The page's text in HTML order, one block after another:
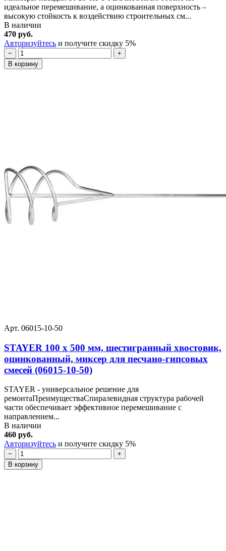
идеальное перемешивание, а оцинкованная поверхность –
высокую стойкость к воздействию строительных см...
В наличии
470 руб.
Авторизуйтесь и получите скидку 5%
−
+
В корзину
Арт. 06015-10-50
STAYER 100 х 500 мм, шестигранный хвостовик,
оцинкованный, миксер для песчано-гипсовых
смесей (06015-10-50)
STAYER - универсальное решение для
ремонтаПреимуществаСпиралевидная структура рабочей
части обеспечивает эффективное перемешивание с
направлением...
В наличии
460 руб.
Авторизуйтесь и получите скидку 5%
−
+
В корзину